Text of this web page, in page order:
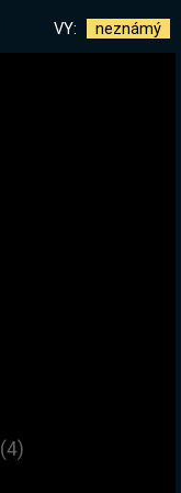
VY: neznámý
(4)